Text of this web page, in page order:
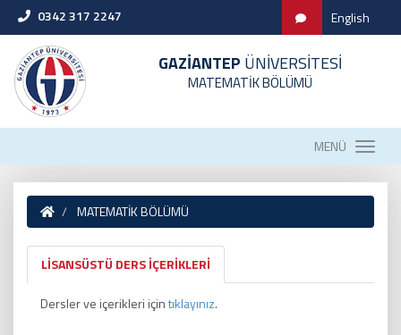
0342 317 2247 English
GAZİANTEP ÜNİVERSİTESİ
MATEMATİK BÖLÜMÜ
MENÜ
MATEMATİK BÖLÜMÜ
LİSANSÜSTÜ DERS İÇERİKLERİ
Dersler ve içerikleri içintıklayınız.